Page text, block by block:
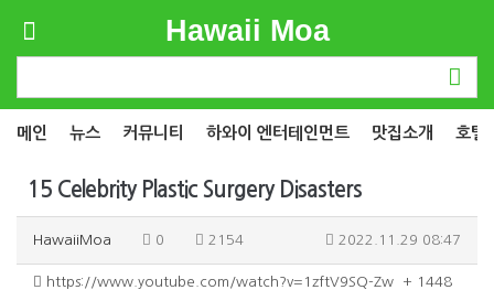
Hawaii Moa
메인 뉴스 커뮤니티 하와이 엔터테인먼트 맛집소개 호텔
15 Celebrity Plastic Surgery Disasters
HawaiiMoa 0 2154 2022.11.29 08:47
https://www.youtube.com/watch?v=1zftV9SQ-Zw + 1448